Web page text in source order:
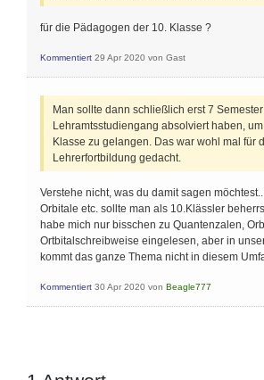
für die Pädagogen der 10. Klasse ?
Kommentiert 29 Apr 2020 von Gast
Man sollte dann schließlich erst 7
Lehramtsstudiengang absolviert haben,
Klasse zu gelangen. Das war wohl mal für
Lehrerfortbildung gedacht.
Verstehe nicht, was du damit sagen
Orbitale etc. sollte man als 10.Klässler
habe mich nur bisschen zu Quantenzalen,
Ortbitalschreibweise eingelesen, aber in
kommt das ganze Thema nicht in diesem
Kommentiert 30 Apr 2020 von Beagle777